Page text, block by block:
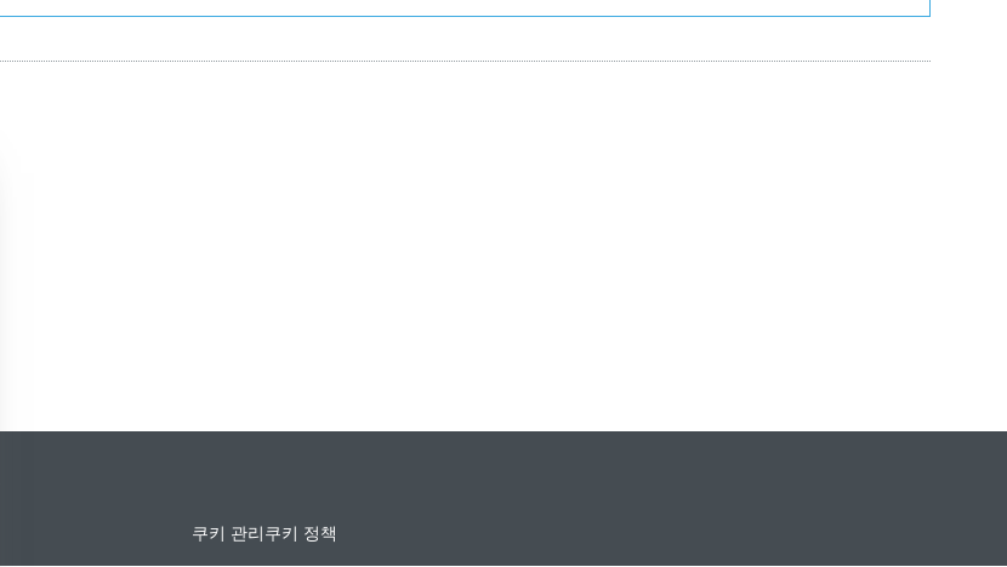
쿠키 관리쿠키 정책